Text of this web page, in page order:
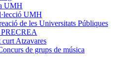
UMH
UMH
de les Universitats Públiques
PRECREA
curt Atzavares
de grups de música